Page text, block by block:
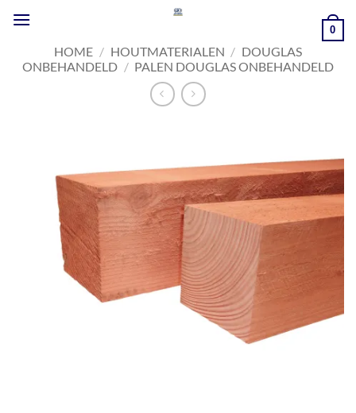
naar
0
HOME / HOUTMATERIALEN / DOUGLAS
ONBEHANDELD / PALEN DOUGLAS ONBEHANDELD